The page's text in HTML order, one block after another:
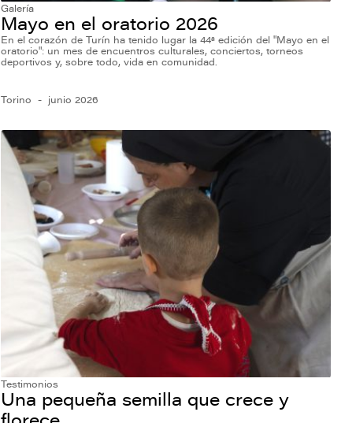
Galería
Mayo en el oratorio 2026
En el corazón de Turín ha tenido lugar la 44ª edición del "Mayo en el
oratorio": un mes de encuentros culturales, conciertos, torneos
deportivos y, sobre todo, vida en comunidad.
Torino junio 2026
Testimonios
Una pequeña semilla que crece y